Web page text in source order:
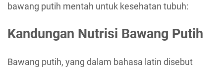
bawang putih mentah untuk kesehatan tubuh:
Kandungan Nutrisi Bawang Putih
Bawang putih, yang dalam bahasa latin disebut